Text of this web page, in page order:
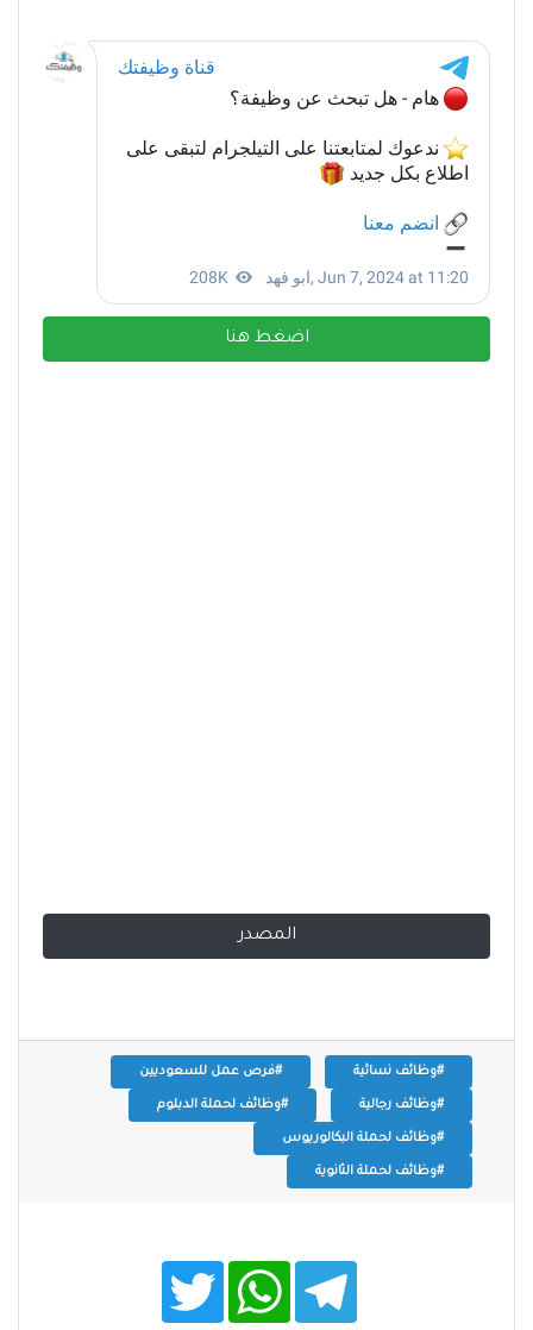
اضغط هنا
المصدر
#وظائف نسائية #فرص عمل للسعوديين
#وظائف رجالية #وظائف لحملة الدبلوم
#وظائف لحملة البكالوريوس
#وظائف لحملة الثانوية
T
w
W
h
T